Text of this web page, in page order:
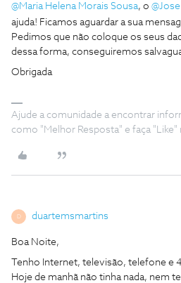
@Maria Helena Morais Sousa, o
ajuda! Ficamos aguardar a sua
Pedimos que não coloque os seus
dessa forma, conseguiremos
Obrigada
Ajude a comunidade a encontrar
como "Melhor Resposta" e faça
D duartemsmartins
Boa Noite,
Tenho Internet, televisão, telefone e
Hoje de manhã não tinha nada, nem